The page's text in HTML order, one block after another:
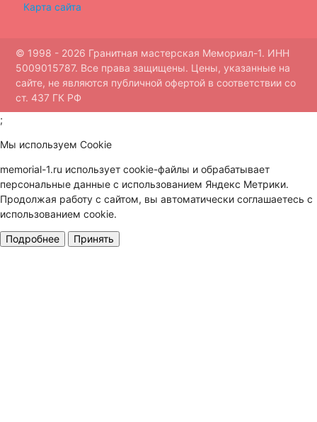
Карта сайта
© 1998 - 2026 Гранитная мастерская Мемориал-1. ИНН
5009015787. Все права защищены. Цены, указанные на
сайте, не являются публичной офертой в соответствии со
ст. 437 ГК РФ
;
Мы используем Cookie
memorial-1.ru использует cookie-файлы и обрабатывает
персональные данные с использованием Яндекс Метрики.
Продолжая работу с сайтом, вы автоматически соглашаетесь с
использованием cookie.
Подробнее Принять